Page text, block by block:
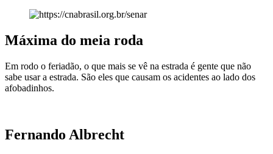
Máxima do meia roda
Em rodo o feriadão, o que mais se vê na estrada é gente que não
sabe usar a estrada. São eles que causam os acidentes ao lado dos
afobadinhos.
Fernando Albrecht